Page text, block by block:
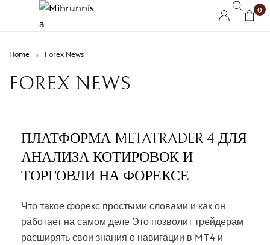
0
Home Forex News
FOREX NEWS
ПЛАТФОРМА METATRADER 4 ДЛЯ
АНАЛИЗА КОТИРОВОК И
ТОРГОВЛИ НА ФОРЕКСЕ
Что такое форекс простыми словами и как он
работает на самом деле Это позволит трейдерам
расширять свои знания о навигации в MT4 и